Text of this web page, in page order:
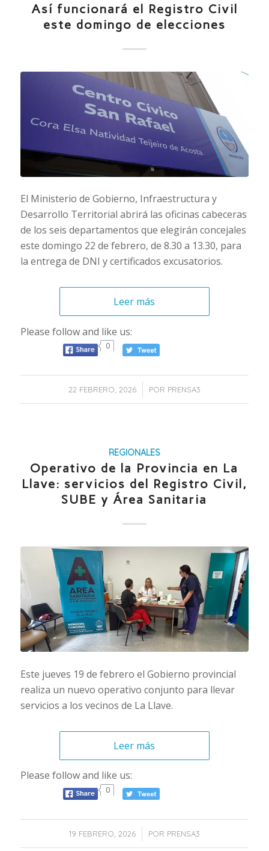
Así funcionará el Registro Civil
este domingo de elecciones
El Ministerio de Gobierno, Infraestructura y
Desarrollo Territorial abrirá las oficinas cabeceras
de los seis departamentos que elegirán concejales
este domingo 22 de febrero, de 8.30 a 13.30, para
la entrega de DNI y certificados excusatorios.
Leer más
Please follow and like us:
0
22 FEBRERO, 2026
/ POR PRENSA3
REGIONALES
Operativo de la Provincia en La
Llave: servicios del Registro Civil,
SUBE y Área Sanitaria
Este jueves 19 de febrero el Gobierno provincial
realiza un nuevo operativo conjunto para llevar
servicios a los vecinos de La Llave.
Leer más
Please follow and like us:
0
19 FEBRERO, 2026
/ POR PRENSA3